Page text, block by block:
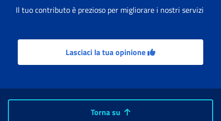
Il tuo contributo è prezioso per migliorare i nostri servizi
Lasciaci la tua opinione
Torna su